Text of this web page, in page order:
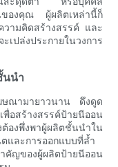
ของคุณ ผู้ผลิตเหล่านี้ก็
ามคิดสร้างสรรค์ และ
ปล่งประกายในวงการ
นำ
ษณามายาวนาน ดึงดูด
อสร้างสรรค์ป้ายนีออน
งพึ่งพาผู้ผลิตชั้นนำใน
และการออกแบบที่ล้ำ
คัญของผู้ผลิตป้ายนีออน